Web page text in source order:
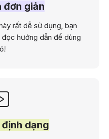
đơn giản
rất dễ sử dụng, bạn
hướng dẫn để dùng
định dạng